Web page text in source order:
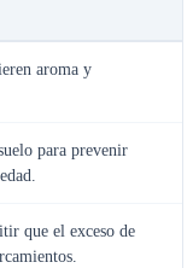
aroma y
para prevenir
que el exceso de